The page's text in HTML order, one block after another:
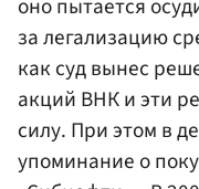
оно пытается
за легализацию
как суд вынес
акций ВНК и эти
силу. При этом в
упоминание о